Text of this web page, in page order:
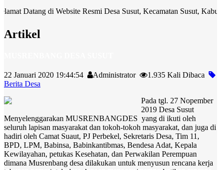
di Website Resmi Desa Susut, Kecamatan Susut, Kabupaten
Artikel
22 Januari 2020 19:44:54 Administrator
1.935 Kali Dibaca
Berita Desa
Pada tgl. 27 Nopember
2019 Desa Susut
Menyelenggarakan MUSRENBANGDES yang di ikuti oleh
seluruh lapisan masyarakat dan tokoh-tokoh masyarakat, dan juga di
hadiri oleh Camat Suaut, PJ Perbekel, Sekretaris Desa, Tim 11,
BPD, LPM, Babinsa, Babinkantibmas, Bendesa Adat, Kepala
Kewilayahan, petukas Kesehatan, dan Perwakilan Perempuan
dimana Musrenbang desa dilakukan untuk menyusun rencana kerja